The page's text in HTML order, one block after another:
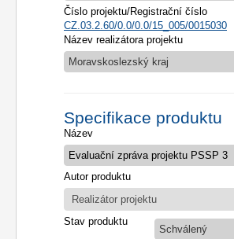
Číslo projektu/Registrační číslo
CZ.03.2.60/0.0/0.0/15_005/0015030
Název realizátora projektu
Moravskoslezský kraj
Specifikace produktu
Název
Autor produktu
Stav produktu
Schválený